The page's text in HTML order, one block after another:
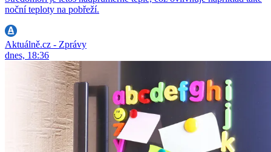
noční teploty na pobřeží.
Aktuálně.cz - Zprávy
dnes, 18:36